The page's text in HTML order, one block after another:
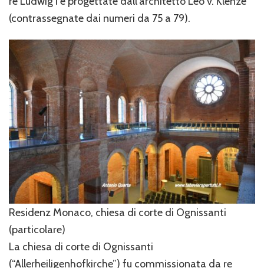
(contrassegnate dai numeri da 75 a 79).
Residenz Monaco, chiesa di corte di Ognissanti
(particolare)
La chiesa di corte di Ognissanti
(“Allerheiligenhofkirche”) fu commissionata da re